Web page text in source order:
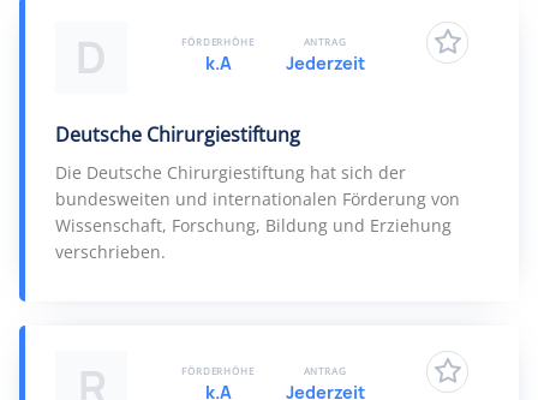
D
Deutsche Chirurgiestiftung
Die Deutsche Chirurgiestiftung hat sich der
bundesweiten und internationalen Förderung von
Wissenschaft, Forschung, Bildung und Erziehung
verschrieben.
FÖRDERHÖHE
k.A
ANTRAG
Jederzeit
R FÖRDERHÖHE
k.A
ANTRAG
Jederzeit